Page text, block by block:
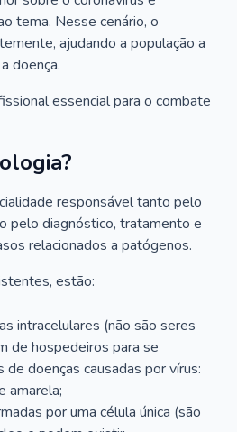
tema. Nesse cenário, o
ajudando a população a
doença.
essencial para o combate
responsável tanto pelo
pelo diagnóstico, tratamento e
relacionados a patógenos.
estão:
intracelulares (não são seres
de hospedeiros para se
doenças causadas por vírus:
amarela;
por uma célula única (são